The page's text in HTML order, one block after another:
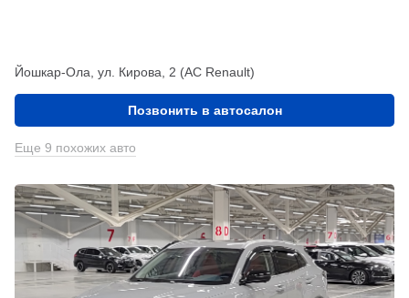
Йошкар-Ола, ул. Кирова, 2 (АС Renault)
Позвонить в автосалон
Еще 9 похожих авто